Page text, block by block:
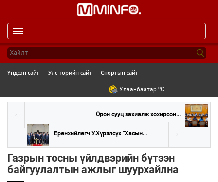
navigation
Үндсэн сайт Улс төрийн сайт Спортын сайт
Улаанбаатар oC
Орон сууц захиалж хохирсон...
Ерөнхийлөгч У.Хүрэлсүх “Хасын...
Газрын тосны үйлдвэрийн бүтээн
байгуулалтын ажлыг шуурхайлна